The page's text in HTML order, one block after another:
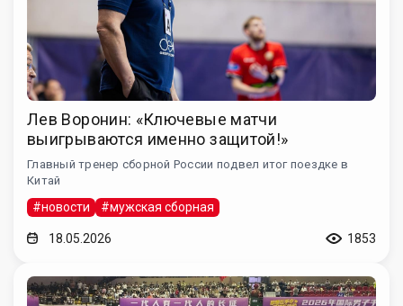
Лев Воронин: «Ключевые матчи
выигрываются именно защитой!»
Главный тренер сборной России подвел итог поездке в
Китай
#новости #мужская сборная
18.05.2026 1853